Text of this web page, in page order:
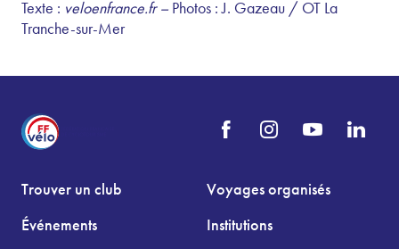
Texte : veloenfrance.fr – Photos : J. Gazeau / OT La
Tranche-sur-Mer
Trouver un club
Voyages organisés
Événements
Institutions